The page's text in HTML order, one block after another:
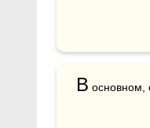
В основном,